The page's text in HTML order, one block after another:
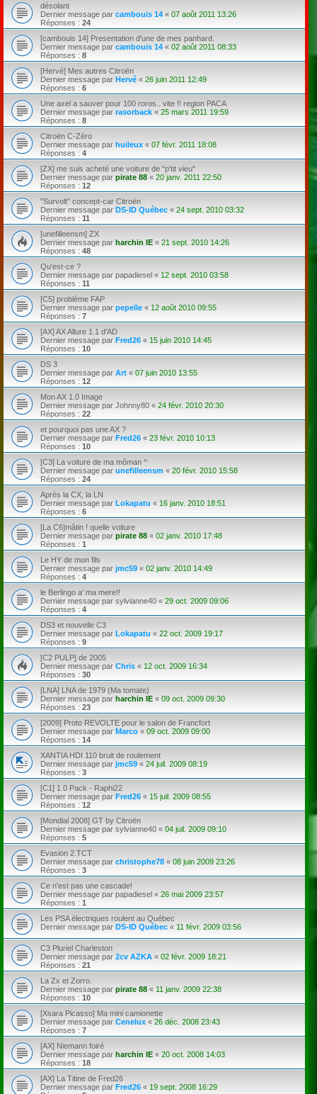
désolant
Dernier message par cambouis 14 « 07 août 2011 13:26
Réponses : 24
[cambouis 14] Presentation d'une de mes panhard.
Dernier message par cambouis 14 « 02 août 2011 08:33
Réponses : 8
[Hervé] Mes autres Citroën
Dernier message par Hervé « 26 juin 2011 12:49
Réponses : 6
Une axel a sauver pour 100 roros.. vite !! region PACA
Dernier message par rasorback « 25 mars 2011 19:59
Réponses : 8
Citroën C-Zéro
Dernier message par huileux « 07 févr. 2011 18:08
Réponses : 4
[ZX] me suis acheté une voiture de "p'tit vieu"
Dernier message par pirate 88 « 20 janv. 2011 22:50
Réponses : 12
"Survolt" concept-car Citroën
Dernier message par DS-ID Québec « 24 sept. 2010 03:32
Réponses : 11
[unefilleensm] ZX
Dernier message par harchin IE « 21 sept. 2010 14:26
Réponses : 48
Qu'est-ce ?
Dernier message par papadiesel « 12 sept. 2010 03:58
Réponses : 11
[C5] problème FAP
Dernier message par pepelle « 12 août 2010 09:55
Réponses : 7
[AX] AX Allure 1.1 d'AD
Dernier message par Fred26 « 15 juin 2010 14:45
Réponses : 10
DS 3
Dernier message par Art « 07 juin 2010 13:55
Réponses : 12
Mon AX 1.0 Image
Dernier message par Johnny80 « 24 févr. 2010 20:30
Réponses : 22
et pourquoi pas une AX ?
Dernier message par Fred26 « 23 févr. 2010 10:13
Réponses : 10
[C3] La voiture de ma môman ^
Dernier message par unefilleensm « 20 févr. 2010 15:58
Réponses : 24
Après la CX, la LN
Dernier message par Lokapatu « 16 janv. 2010 18:51
Réponses : 6
[La C6]mâtin ! quelle voiture
Dernier message par pirate 88 « 02 janv. 2010 17:48
Réponses : 1
Le HY de mon fils
Dernier message par jmc59 « 02 janv. 2010 14:49
Réponses : 4
le Berlingo a' ma mere!!
Dernier message par sylvianne40 « 29 oct. 2009 09:06
Réponses : 4
DS3 et nouvelle C3
Dernier message par Lokapatu « 22 oct. 2009 19:17
Réponses : 9
[C2 PULP] de 2005
Dernier message par Chris « 12 oct. 2009 16:34
Réponses : 30
[LNA] LNA de 1979 (Ma tomate)
Dernier message par harchin IE « 09 oct. 2009 09:30
Réponses : 23
[2009] Proto REVOLTE pour le salon de Francfort
Dernier message par Marco « 09 oct. 2009 09:00
Réponses : 14
XANTIA HDI 110 bruit de roulement
Dernier message par jmc59 « 24 juil. 2009 08:19
Réponses : 3
[C1] 1.0 Pack - Raphi22
Dernier message par Fred26 « 15 juil. 2009 08:55
Réponses : 12
[Mondial 2008] GT by Citroën
Dernier message par sylvianne40 « 04 juil. 2009 09:10
Réponses : 5
Evasion 2.TCT
Dernier message par christophe78 « 08 juin 2009 23:26
Réponses : 3
Ce n'est pas une cascade!
Dernier message par papadiesel « 26 mai 2009 23:57
Réponses : 1
Les PSA électriques roulent au Québec
Dernier message par DS-ID Québec « 11 févr. 2009 03:56
C3 Pluriel Charleston
Dernier message par 2cv AZKA « 02 févr. 2009 18:21
Réponses : 21
La Zx et Zorro.
Dernier message par pirate 88 « 11 janv. 2009 22:38
Réponses : 10
[Xsara Picasso] Ma mini camionette
Dernier message par Cenelux « 26 déc. 2008 23:43
Réponses : 7
[AX] Niemann foiré
Dernier message par harchin IE « 20 oct. 2008 14:03
Réponses : 18
[AX] La Titine de Fred26
Dernier message par Fred26 « 19 sept. 2008 16:29